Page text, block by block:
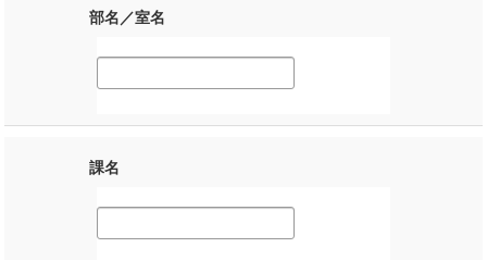
部名／室名
課名